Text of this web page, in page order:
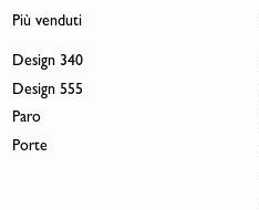
Più venduti
Design 340
Design 555
Paro
Porte